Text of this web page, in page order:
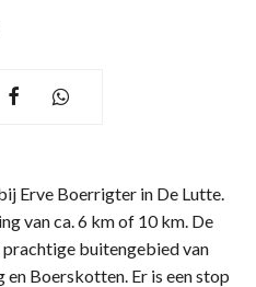
Erve Boerrigter in De Lutte.
van ca. 6 km of 10 km. De
buitengebied van
Boerskotten. Er is een stop